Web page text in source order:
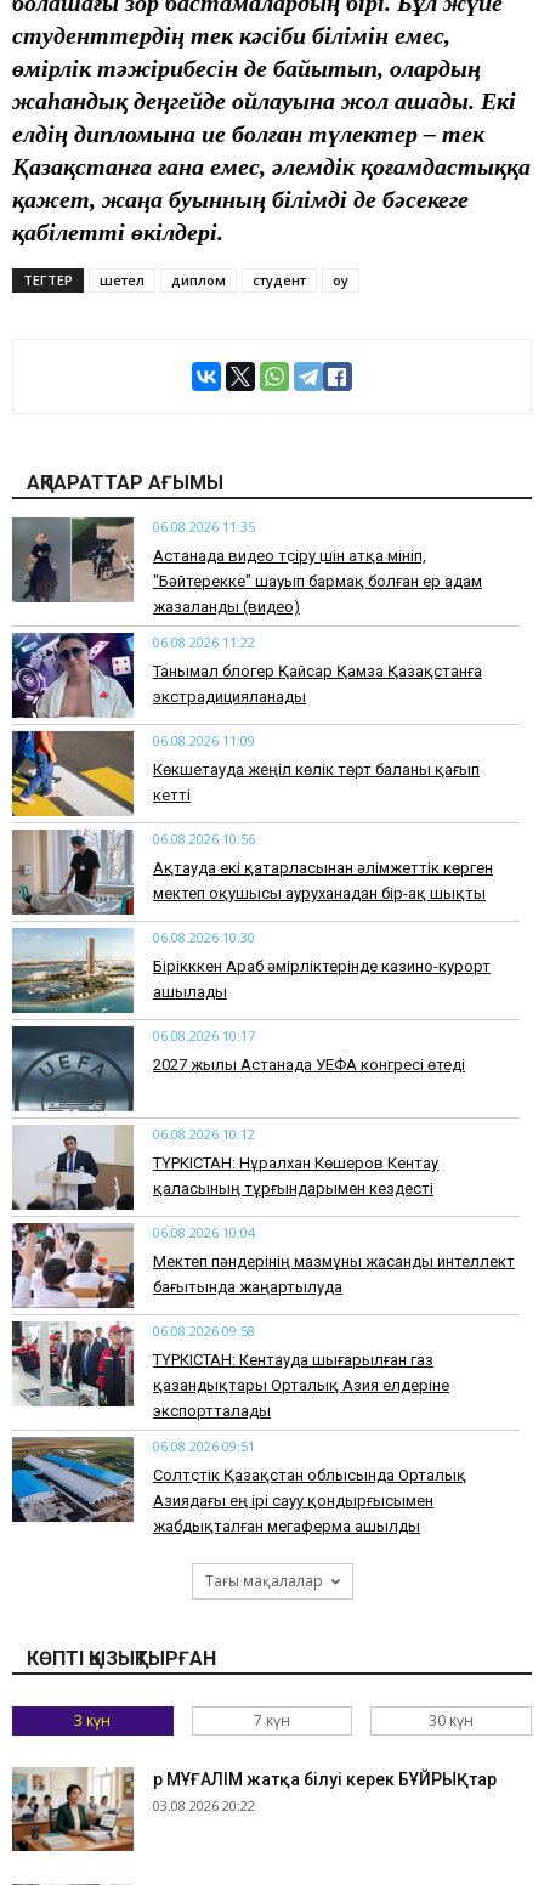
студенттердің тек кәсіби білімін емес,
өмірлік тәжірибесін де байытып, олардың
жаһандық деңгейде ойлауына жол ашады. Екі
елдің дипломына ие болған түлектер – тек
Қазақстанға ғана емес, әлемдік қоғамдастыққа
қажет, жаңа буынның білімді де бәсекеге
қабілетті өкілдері.
ТЕГТЕР шетел диплом студент оқу
АҚПАРАТТАР АҒЫМЫ
06.08.2026 11:35
Астанада видео түсіру үшін атқа мініп,
"Бәйтерекке" шауып бармақ болған ер адам
жазаланды (видео)
06.08.2026 11:22
Танымал блогер Қайсар Қамза Қазақстанға
экстрадицияланады
06.08.2026 11:09
Көкшетауда жеңіл көлік төрт баланы қағып
кетті
06.08.2026 10:56
Ақтауда екі қатарласынан әлімжеттік көрген
мектеп оқушысы ауруханадан бір-ақ шықты
06.08.2026 10:30
Бірікккен Араб әмірліктерінде казино-курорт
ашылады
06.08.2026 10:17
2027 жылы Астанада УЕФА конгресі өтеді
06.08.2026 10:12
ТҮРКІСТАН: Нұралхан Көшеров Кентау
қаласының тұрғындарымен кездесті
06.08.2026 10:04
Мектеп пәндерінің мазмұны жасанды интеллект
бағытында жаңартылуда
06.08.2026 09:58
ТҮРКІСТАН: Кентауда шығарылған газ
қазандықтары Орталық Азия елдеріне
экспортталады
06.08.2026 09:51
Солтүстік Қазақстан облысында Орталық
Азиядағы ең ірі сауу қондырғысымен
жабдықталған мегаферма ашылды
Тағы мақалалар
КӨПТІ ҚЫЗЫҚТЫРҒАН
3 күн 7 күн 30 күн
Әр МҰҒАЛІМ жатқа білуі керек БҰЙРЫҚтар
03.08.2026 20:22